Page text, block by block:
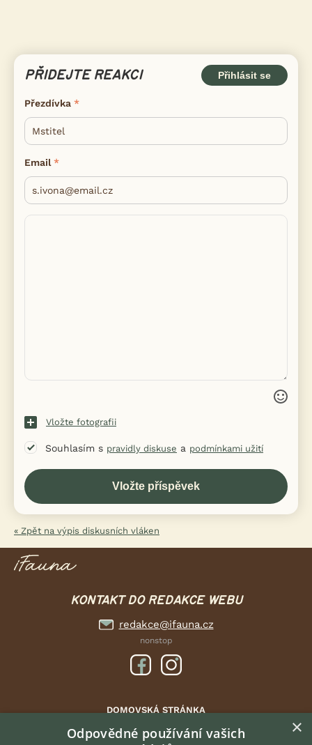
PŘIDEJTE REAKCI Přihlásit se
Přezdívka
Email
Vložte fotografii
Souhlasím s pravidly diskuse a podmínkami užití
« Zpět na výpis diskusních vláken
KONTAKT DO REDAKCE WEBU
redakce@ifauna.cz
nonstop
DOMOVSKÁ STRÁNKA
INZERCE
×
Odpovědné používání vašich